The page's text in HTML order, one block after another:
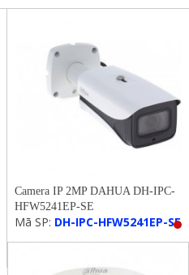
Camera IP 2MP DAHUA DH-IPC-
HFW5241EP-SE
Mã SP: DH-IPC-HFW5241EP-SE